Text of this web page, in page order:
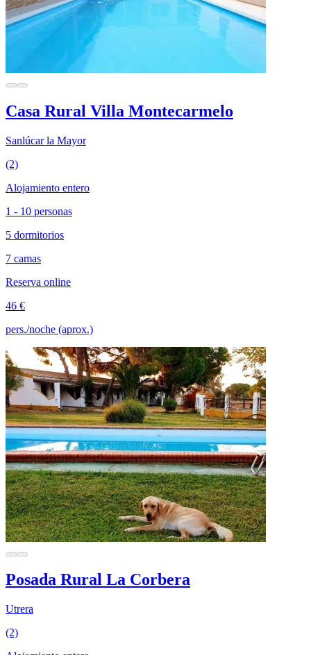
Casa Rural Villa Montecarmelo
Sanlúcar la Mayor
(2)
Alojamiento entero
1 - 10 personas
5 dormitorios
7 camas
Reserva online
46 €
pers./noche (aprox.)
Posada Rural La Corbera
Utrera
(2)